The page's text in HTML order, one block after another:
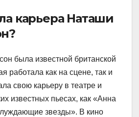
карьера Наташи
была известной британской
работала как на сцене, так и
свою карьеру в театре и
известных пьесах, как «Анна
звезды». В кино